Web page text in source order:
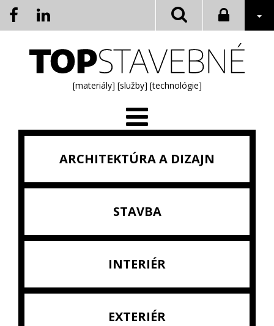
[materiály] [služby] [technológie]
ARCHITEKTÚRA A DIZAJN
STAVBA
INTERIÉR
EXTERIÉR